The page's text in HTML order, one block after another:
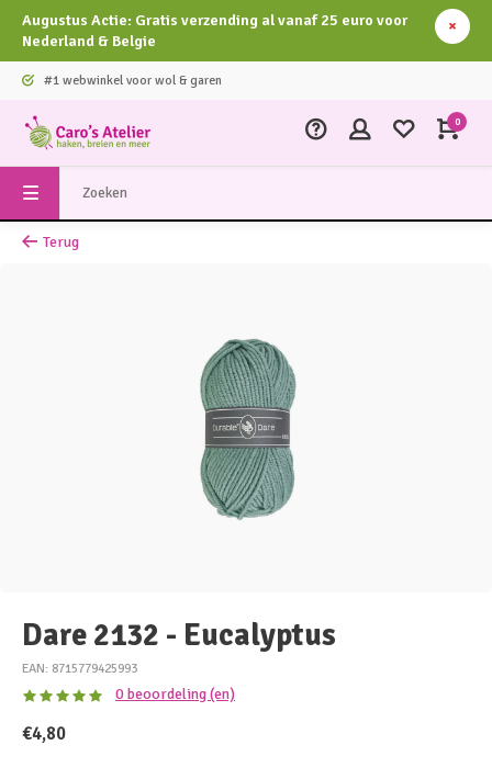
Augustus Actie: Gratis verzending al vanaf 25 euro voor
Nederland & Belgie
#1 webwinkel voor wol & garen
0
Terug
Dare 2132 - Eucalyptus
EAN: 8715779425993
0 beoordeling (en)
€4,80